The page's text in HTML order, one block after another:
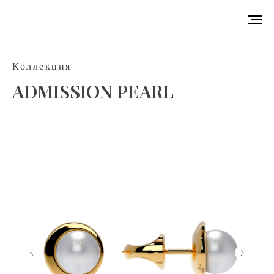
Коллекция
ADMISSION PEARL